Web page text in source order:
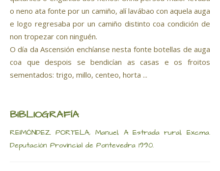
o neno ata fonte por un camiño, alí lavábao con aquela auga
e logo regresaba por un camiño distinto coa condición de
non tropezar con ninguén.
O día da Ascensión enchíanse nesta fonte botellas de auga
coa que despois se bendicían as casas e os froitos
sementados: trigo, millo, centeo, horta ...
BIBLIOGRAFÍA
REIMÓNDEZ PORTELA, Manuel, A Estrada rural, Excma.
Deputación Provincial de Pontevedra 1990.